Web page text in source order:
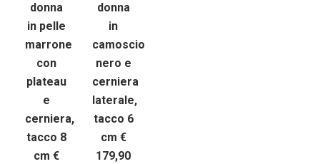
donna
in pelle
marrone
con
plateau
e
cerniera,
tacco 8
cm €
donna
in
camoscio
nero e
cerniera
laterale,
tacco 6
cm €
179,90